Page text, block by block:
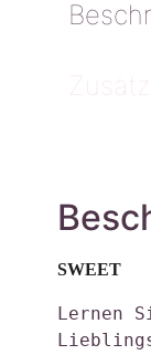
SWEET
Lernen